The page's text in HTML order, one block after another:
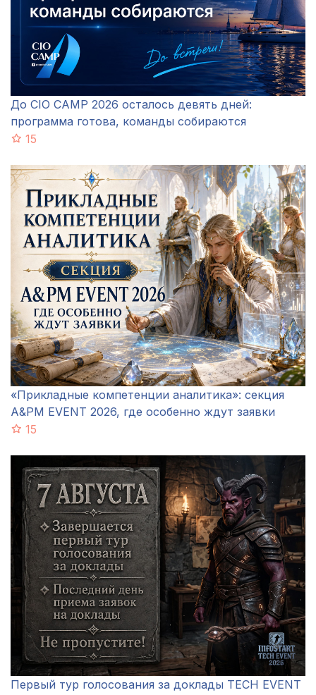
До CIO CAMP 2026 осталось девять дней:
программа готова, команды собираются
15
«Прикладные компетенции аналитика»: секция
A&PM EVENT 2026, где особенно ждут заявки
15
Первый тур голосования за доклады TECH EVENT